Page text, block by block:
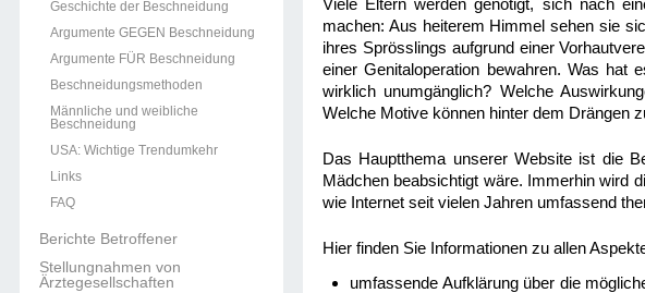
Geschichte der Beschneidung
Argumente GEGEN Beschneidung
Argumente FÜR Beschneidung
Beschneidungsmethoden
Männliche und weibliche
Beschneidung
USA: Wichtige Trendumkehr
Links
FAQ
Berichte Betroffener
Stellungnahmen von
Ärztegesellschaften
Viele Eltern werden genötigt, sich nach
machen: Aus heiterem Himmel sehen sie
ihres Sprösslings aufgrund einer
einer Genitaloperation bewahren. Was
wirklich unumgänglich? Welche
Welche Motive können hinter dem Drängen
Das Hauptthema unserer Website ist die
Mädchen beabsichtigt wäre. Immerhin wird
wie Internet seit vielen Jahren umfassend
Hier finden Sie Informationen zu allen
umfassende Aufklärung über die